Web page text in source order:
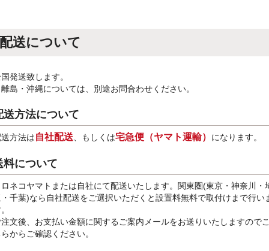
配送について
発送致します。
島・沖縄については、別途お問合わせください。
送方法について
方法は自社配送、もしくは宅急便（ヤマト運輸） になります。
料について
ネコヤマトまたは自社にて配送いたします。関東圏(東京・神奈川・
千葉)なら自社配送をご選択いただくと設置料無料で取付けまで行い
文後、お支払い金額に関するご案内メールをお送りいたしますので
からご確認ください。